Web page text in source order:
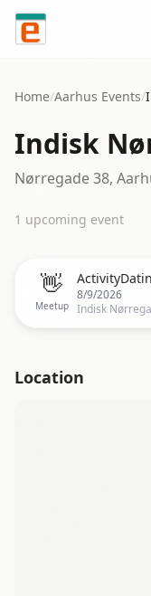
Skip to content
Home/Aarhus Events/
Indisk
Nørregade 38,
1 upcoming event
👋
Meetup
8/9/2026
Indisk
Location